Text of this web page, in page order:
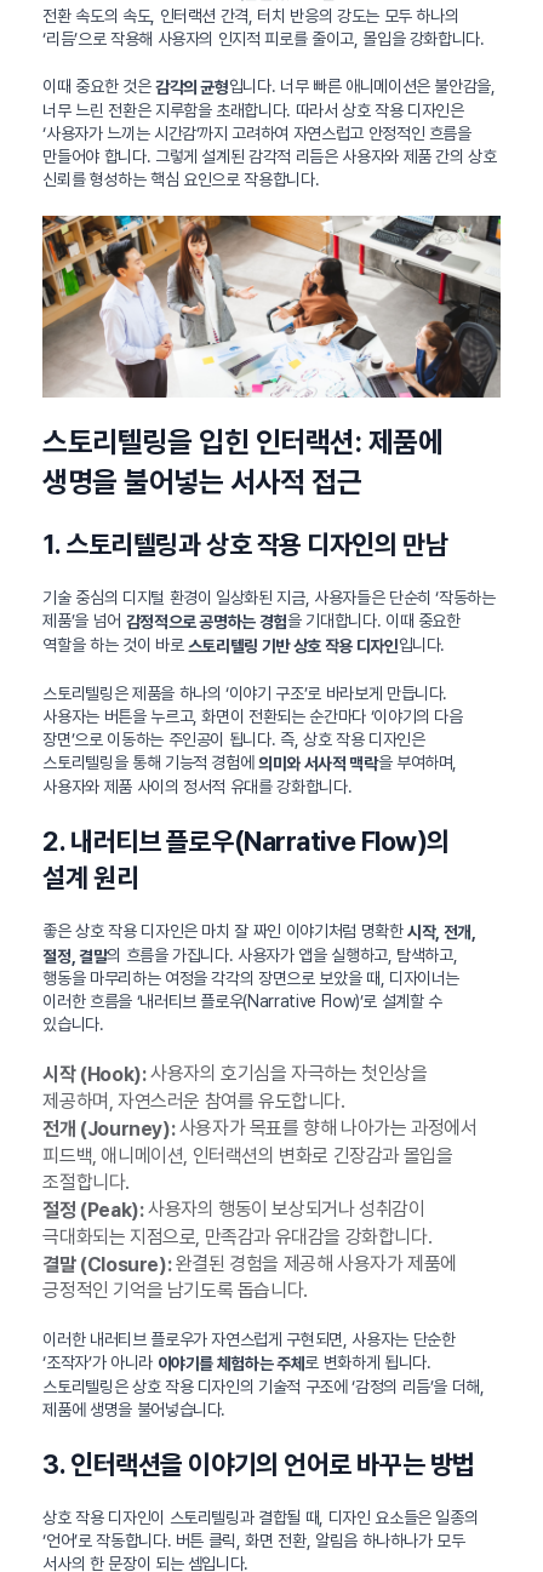
전환 속도의 속도, 인터랙션 간격, 터치 반응의 강도는 모두 하나의
‘리듬’으로 작용해 사용자의 인지적 피로를 줄이고, 몰입을 강화합니다.
이때 중요한 것은감각의 균형입니다. 너무 빠른 애니메이션은 불안감을,
너무 느린 전환은 지루함을 초래합니다. 따라서 상호 작용 디자인은
‘사용자가 느끼는 시간감’까지 고려하여 자연스럽고 안정적인 흐름을
만들어야 합니다. 그렇게 설계된 감각적 리듬은 사용자와 제품 간의 상호
신뢰를 형성하는 핵심 요인으로 작용합니다.
스토리텔링을 입힌 인터랙션: 제품에
생명을 불어넣는 서사적 접근
1. 스토리텔링과 상호 작용 디자인의 만남
기술 중심의 디지털 환경이 일상화된 지금, 사용자들은 단순히 ‘작동하는
제품’을 넘어 감정적으로 공명하는 경험을 기대합니다. 이때 중요한
역할을 하는 것이 바로스토리텔링 기반 상호 작용 디자인입니다.
스토리텔링은 제품을 하나의 ‘이야기 구조’로 바라보게 만듭니다.
사용자는 버튼을 누르고, 화면이 전환되는 순간마다 ‘이야기의 다음
장면’으로 이동하는 주인공이 됩니다. 즉, 상호 작용 디자인은
스토리텔링을 통해 기능적 경험에의미와 서사적 맥락을 부여하며,
사용자와 제품 사이의 정서적 유대를 강화합니다.
2. 내러티브 플로우(Narrative Flow)의
설계 원리
좋은 상호 작용 디자인은 마치 잘 짜인 이야기처럼 명확한시작, 전개,
절정, 결말의 흐름을 가집니다. 사용자가 앱을 실행하고, 탐색하고,
행동을 마무리하는 여정을 각각의 장면으로 보았을 때, 디자이너는
이러한 흐름을 ‘내러티브 플로우(Narrative Flow)’로 설계할 수
있습니다.
시작 (Hook):사용자의 호기심을 자극하는 첫인상을
제공하며, 자연스러운 참여를 유도합니다.
전개 (Journey):사용자가 목표를 향해 나아가는 과정에서
피드백, 애니메이션, 인터랙션의 변화로 긴장감과 몰입을
조절합니다.
절정 (Peak):사용자의 행동이 보상되거나 성취감이
극대화되는 지점으로, 만족감과 유대감을 강화합니다.
결말 (Closure):완결된 경험을 제공해 사용자가 제품에
긍정적인 기억을 남기도록 돕습니다.
이러한 내러티브 플로우가 자연스럽게 구현되면, 사용자는 단순한
‘조작자’가 아니라 이야기를 체험하는 주체 로 변화하게 됩니다.
스토리텔링은 상호 작용 디자인의 기술적 구조에 ‘감정의 리듬’을 더해,
제품에 생명을 불어넣습니다.
3. 인터랙션을 이야기의 언어로 바꾸는 방법
상호 작용 디자인이 스토리텔링과 결합될 때, 디자인 요소들은 일종의
‘언어’로 작동합니다. 버튼 클릭, 화면 전환, 알림음 하나하나가 모두
서사의 한 문장이 되는 셈입니다.